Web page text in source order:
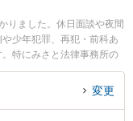
りました。休日面談や夜間
少年犯罪、再犯・前科あ
特にみさと法律事務所の
士のプロフィール情報や弁
土日や夜間に発生した刑
変更